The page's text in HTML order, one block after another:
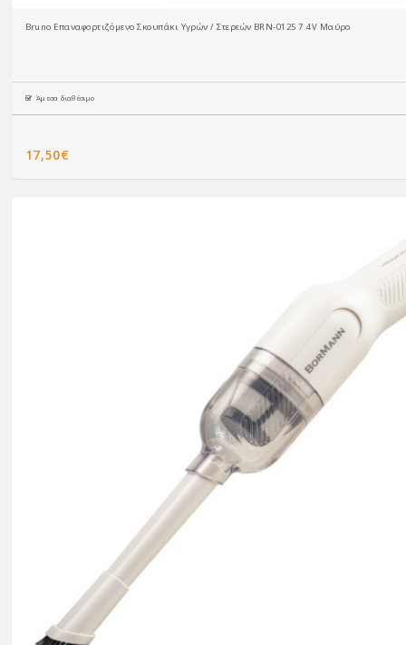
Bruno Επαναφορτιζόμενο Σκουπάκι Υγρών / Στερεών BRN-0125 7.4V Μαύρο
Άμεσα διαθέσιμο
17,50€